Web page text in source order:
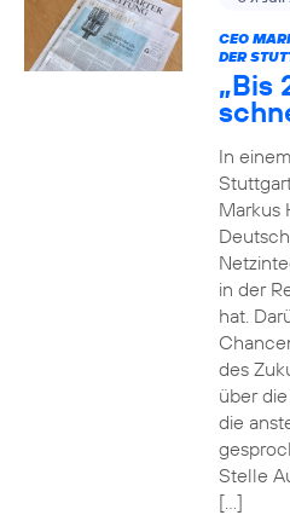
CEO
DER
„Bis
In
Markus
in der
hat.
des
über
die
Stelle
[…]